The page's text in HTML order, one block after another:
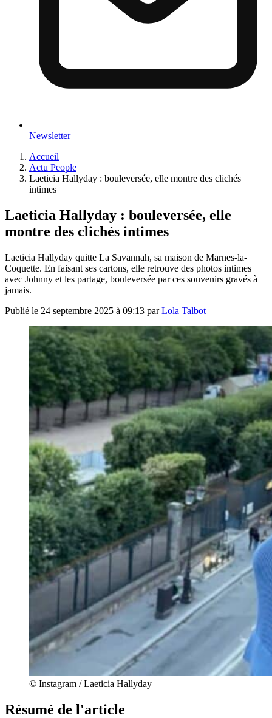
Newsletter
Accueil
Actu People
Laeticia Hallyday : bouleversée, elle montre des clichés
intimes
Laeticia Hallyday : bouleversée, elle
montre des clichés intimes
Laeticia Hallyday quitte La Savannah, sa maison de Marnes-la-
Coquette. En faisant ses cartons, elle retrouve des photos intimes
avec Johnny et les partage, bouleversée par ces souvenirs gravés à
jamais.
Publié le 24 septembre 2025 à 09:13 parLola Talbot
© Instagram / Laeticia Hallyday
Résumé de l'article